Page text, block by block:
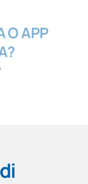
O APP